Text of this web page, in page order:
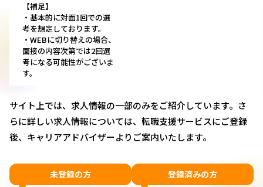
【補足】
・基本的に対面1回での選
考を想定しております。
・WEBに切り替えの場合、
面接の内容次第では2回選
考になる可能性がございま
す。
サイト上では、求人情報の一部のみをご紹介しています。さ
らに詳しい求人情報については、転職支援サービスにご登録
後、キャリアアドバイザーよりご案内いたします。
未登録の方 登録済みの方